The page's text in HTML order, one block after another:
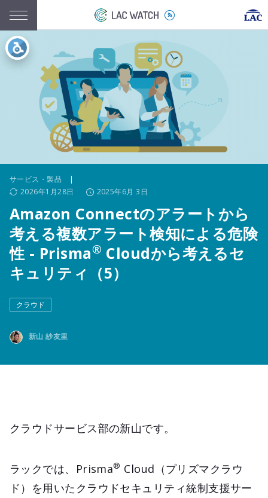
サービス・製品 |
2026年1月28日
2025年6月 3日
Amazon Connectのアラートから
考える複数アラート検知による危険
性 - Prisma® Cloudから考えるセ
キュリティ（5）
クラウド
新山 紗友里
クラウドサービス部の新山です。
ラックでは、Prisma® Cloud（プリズマクラウ
ド）を用いたクラウドセキュリティ統制支援サー